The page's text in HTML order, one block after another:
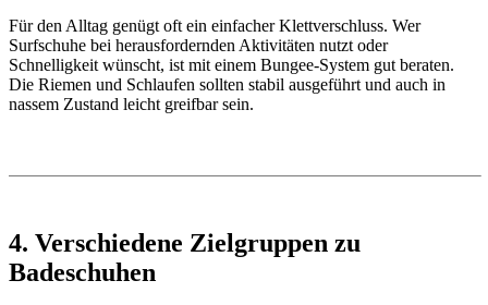
Für den Alltag genügt oft ein einfacher Klettverschluss. Wer
Surfschuhe bei herausfordernden Aktivitäten nutzt oder
Schnelligkeit wünscht, ist mit einem Bungee-System gut beraten.
Die Riemen und Schlaufen sollten stabil ausgeführt und auch in
nassem Zustand leicht greifbar sein.
4. Verschiedene Zielgruppen zu
Badeschuhen